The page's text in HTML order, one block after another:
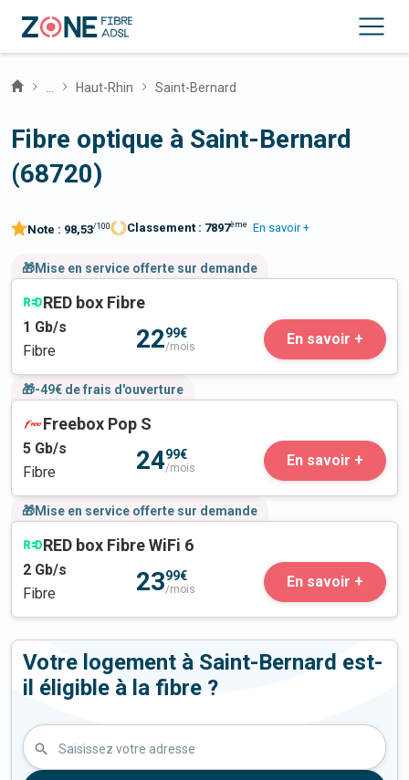
Haut-Rhin Saint-Bernard
Fibre optique à Saint-Bernard
(68720)
Note : 98,53/100 Classement : 7897ème En savoir +
🎁Mise en service offerte sur demande
RED box Fibre
1 Gb/s
Fibre
2299€
/mois En savoir +
🎁-49€ de frais d'ouverture
Freebox Pop S
5 Gb/s
Fibre
2499€
/mois En savoir +
🎁Mise en service offerte sur demande
RED box Fibre WiFi 6
2 Gb/s
Fibre
2399€
/mois En savoir +
Votre logement à Saint-Bernard est-
il éligible à la fibre ?
Saisissez votre adresse